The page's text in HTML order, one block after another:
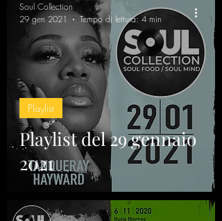
Playlist del 29 gennaio
2021
Playlist
Soul Collection
29 gen 2021
Tempo di lettura: 4 min